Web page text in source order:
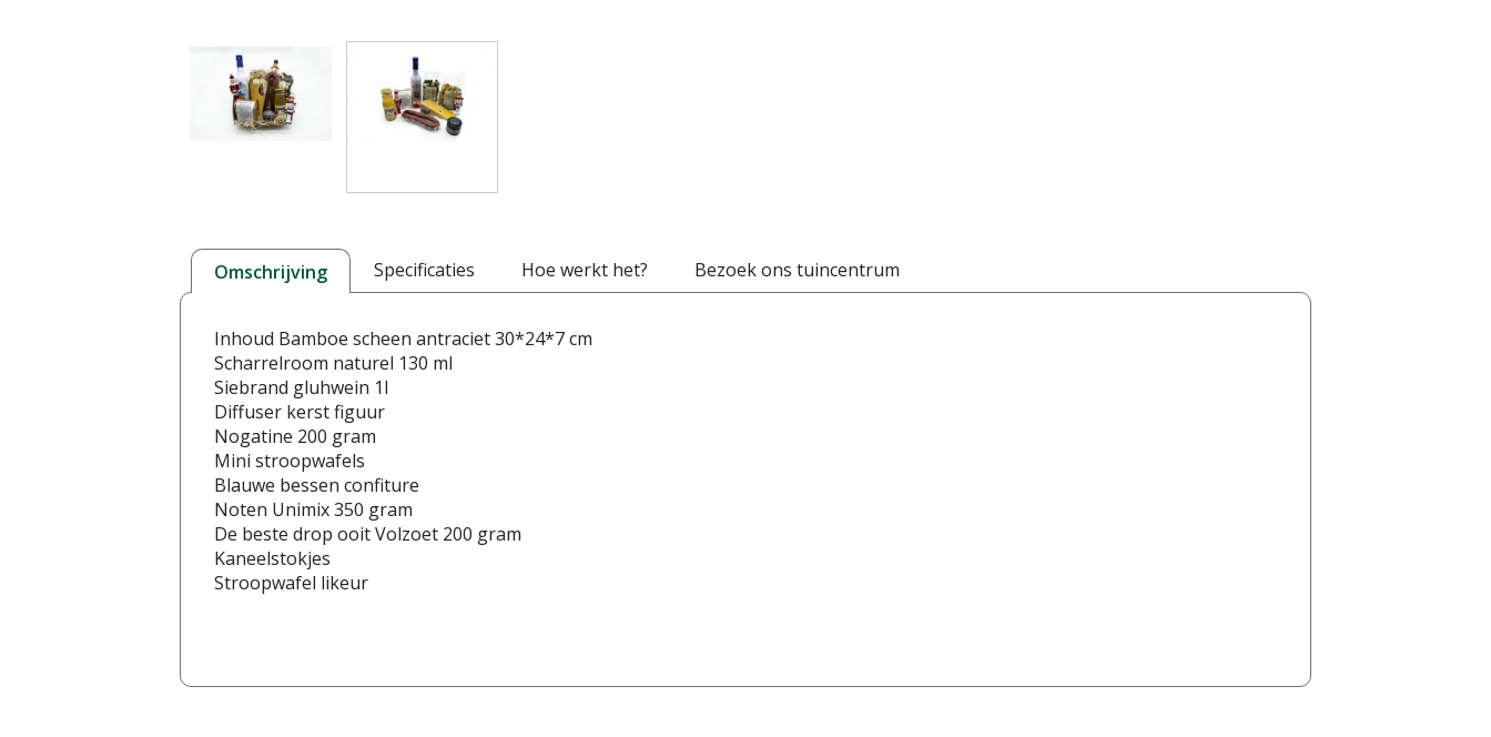
Omschrijving Specificaties Hoe werkt het? Bezoek ons tuincentrum
Inhoud Bamboe scheen antraciet 30*24*7 cm
Scharrelroom naturel 130 ml
Siebrand gluhwein 1l
Diffuser kerst figuur
Nogatine 200 gram
Mini stroopwafels
Blauwe bessen confiture
Noten Unimix 350 gram
De beste drop ooit Volzoet 200 gram
Kaneelstokjes
Stroopwafel likeur